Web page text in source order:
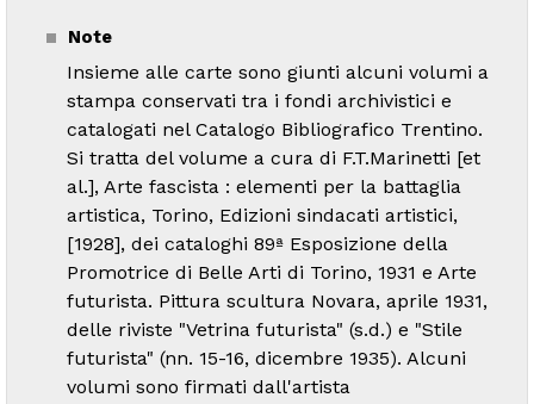
Note
Insieme alle carte sono giunti alcuni volumi a
stampa conservati tra i fondi archivistici e
catalogati nel Catalogo Bibliografico Trentino.
Si tratta del volume a cura di F.T.Marinetti [et
al.], Arte fascista : elementi per la battaglia
artistica, Torino, Edizioni sindacati artistici,
[1928], dei cataloghi 89ª Esposizione della
Promotrice di Belle Arti di Torino, 1931 e Arte
futurista. Pittura scultura Novara, aprile 1931,
delle riviste "Vetrina futurista" (s.d.) e "Stile
futurista" (nn. 15-16, dicembre 1935). Alcuni
volumi sono firmati dall'artista